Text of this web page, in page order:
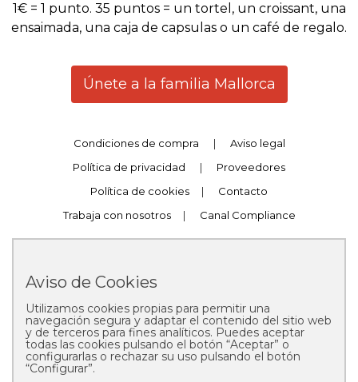
1€ = 1 punto. 35 puntos = un tortel, un croissant, una
ensaimada, una caja de capsulas o un café de regalo.
Únete a la familia Mallorca
Condiciones de compra |
Aviso legal
Política de privacidad
|
Proveedores
Política de cookies
|
Contacto
Trabaja con nosotros
| Canal Compliance
Copyright © 2025 Pastelería Mallorca
Aviso de Cookies
Utilizamos cookies propias para permitir una
navegación segura y adaptar el contenido del sitio web
y de terceros para fines analíticos. Puedes aceptar
todas las cookies pulsando el botón “Aceptar” o
configurarlas o rechazar su uso pulsando el botón
“Configurar”.